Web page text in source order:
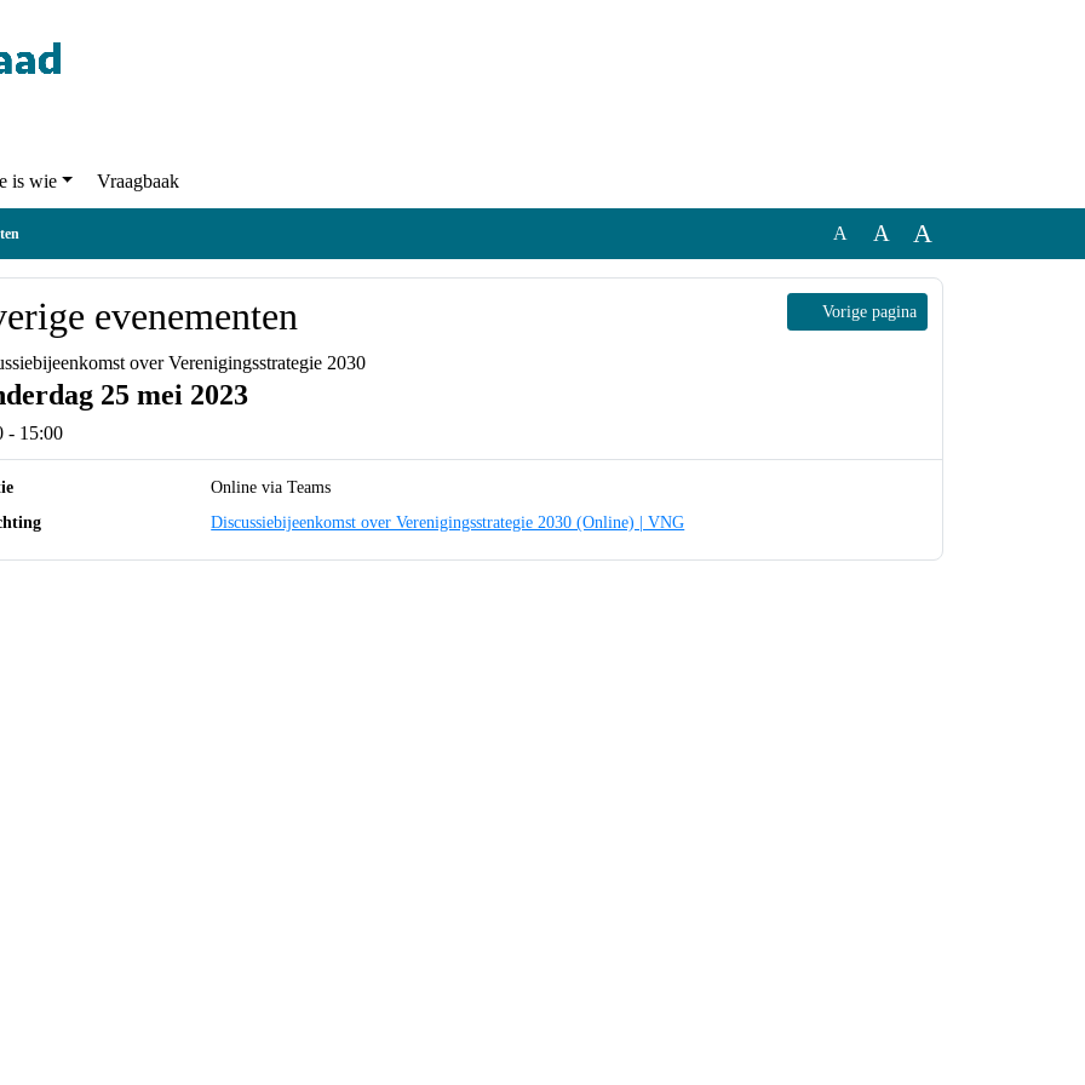
Wie is wie Vraagbaak
A A A
Vorige pagina
evenementen
over Verenigingsstrategie 2030
25 mei 2023
- 15:00
Online via Teams
Discussiebijeenkomst over Verenigingsstrategie 2030 (Online) | VNG